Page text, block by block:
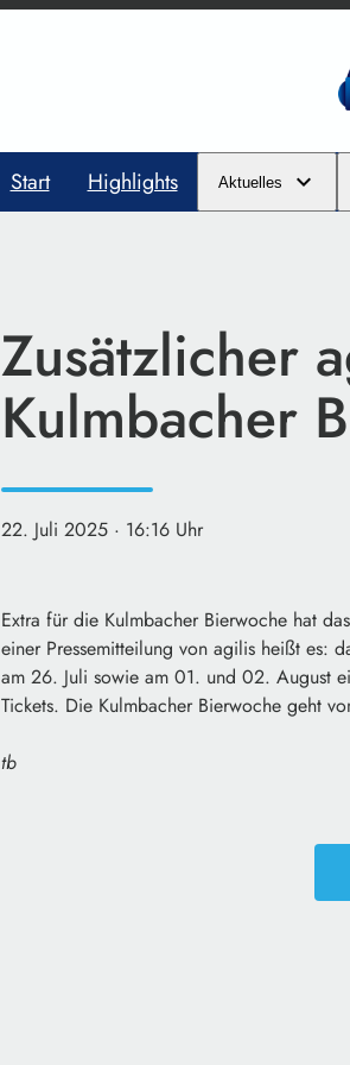
Start Highlights Aktuelles
Zusätzlicher
Kulmbacher
22. Juli 2025 · 16:16 Uhr
Extra für die Kulmbacher Bierwoche hat
einer Pressemitteilung von agilis heißt es:
am 26. Juli sowie am 01. und 02. August
Tickets. Die Kulmbacher Bierwoche geht
tb